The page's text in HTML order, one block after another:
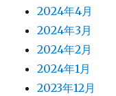
2024年4月
2024年3月
2024年2月
2024年1月
2023年12月